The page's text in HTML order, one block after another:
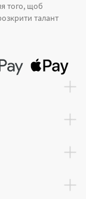
того, щоб
талант